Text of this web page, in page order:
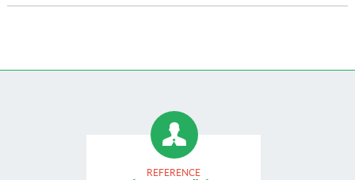
REFERENCE